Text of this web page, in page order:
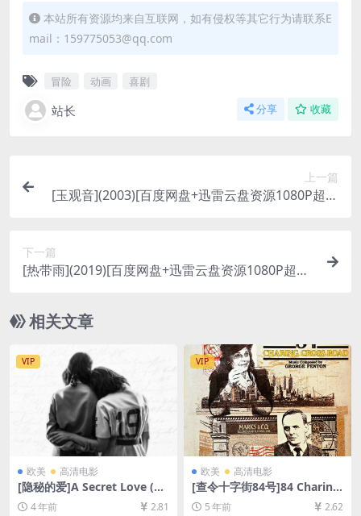
本站所有资源均来自互联网，如有侵权等其它行为请联系E
mail：159775053@qq.com
冒险 动画 喜剧
站长 分享 收藏
上一篇
[玉观音](2003)[百度网盘+迅雷云盘资源1080P超清
下一篇
[热带雨](2019)[百度网盘+迅雷云盘资源1080P超清
相关文章
VIP
欧美 高清电影
[隐秘的爱]A Secret Love (20
20)[百度网盘+迅雷云盘资源1
080P超清未删减][MP4/5.3G
4 年前 2.81
VIP
欧美 高清电影
[查令十字街84号]84 Charing
Cross Road (1987)[百度网盘
+迅雷云盘资源1080P超清未
5 年前 2.62